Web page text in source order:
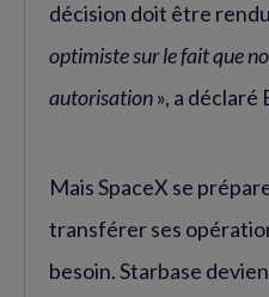
décision doit être
optimiste sur le fait que
autorisation», a déclaré
Mais SpaceX se
transférer ses
besoin. Starbase